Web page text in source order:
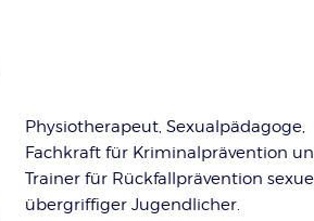
Physiotherapeut, Sexualpädagoge,
Fachkraft für Kriminalprävention
Trainer für Rückfallprävention
übergriffiger Jugendlicher.